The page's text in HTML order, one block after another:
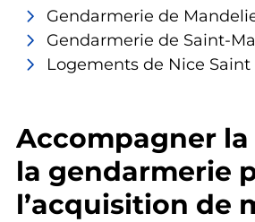
Gendarmerie de
Gendarmerie de Saint-
Logements de Nice Saint
Accompagner
la gendarmerie
l’acquisition de